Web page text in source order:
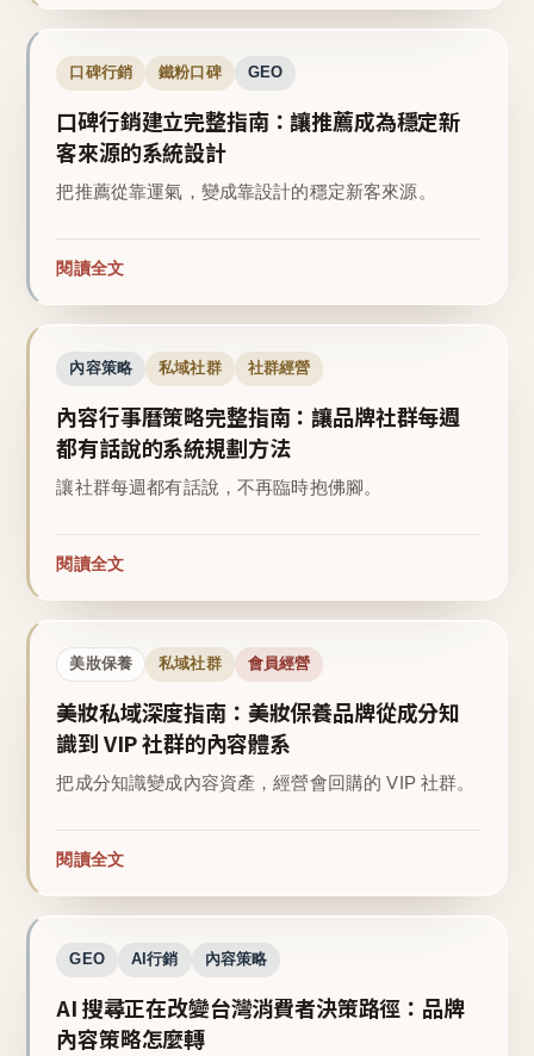
口碑行銷 鐵粉口碑 GEO
口碑行銷建立完整指南：讓推薦成為穩定新
客來源的系統設計
把推薦從靠運氣，變成靠設計的穩定新客來源。
閱讀全文
內容策略 私域社群 社群經營
內容行事曆策略完整指南：讓品牌社群每週
都有話說的系統規劃方法
讓社群每週都有話說，不再臨時抱佛腳。
閱讀全文
美妝保養 私域社群 會員經營
美妝私域深度指南：美妝保養品牌從成分知
識到 VIP 社群的內容體系
把成分知識變成內容資產，經營會回購的 VIP 社群。
閱讀全文
GEO AI行銷 內容策略
AI 搜尋正在改變台灣消費者決策路徑：品牌
內容策略怎麼轉